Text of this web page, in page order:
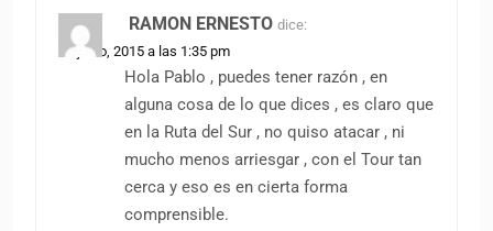
RAMON ERNESTO dice:
25 junio, 2015 a las 1:35 pm
Hola Pablo , puedes tener razón , en
alguna cosa de lo que dices , es claro que
en la Ruta del Sur , no quiso atacar , ni
mucho menos arriesgar , con el Tour tan
cerca y eso es en cierta forma
comprensible.